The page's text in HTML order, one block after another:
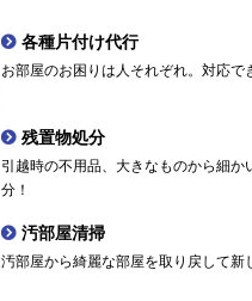
各種片付け代行
お部屋のお困りは人それぞれ。対応で
残置物処分
引越時の不用品、大きなものから細
分！
汚部屋清掃
汚部屋から綺麗な部屋を取り戻して新